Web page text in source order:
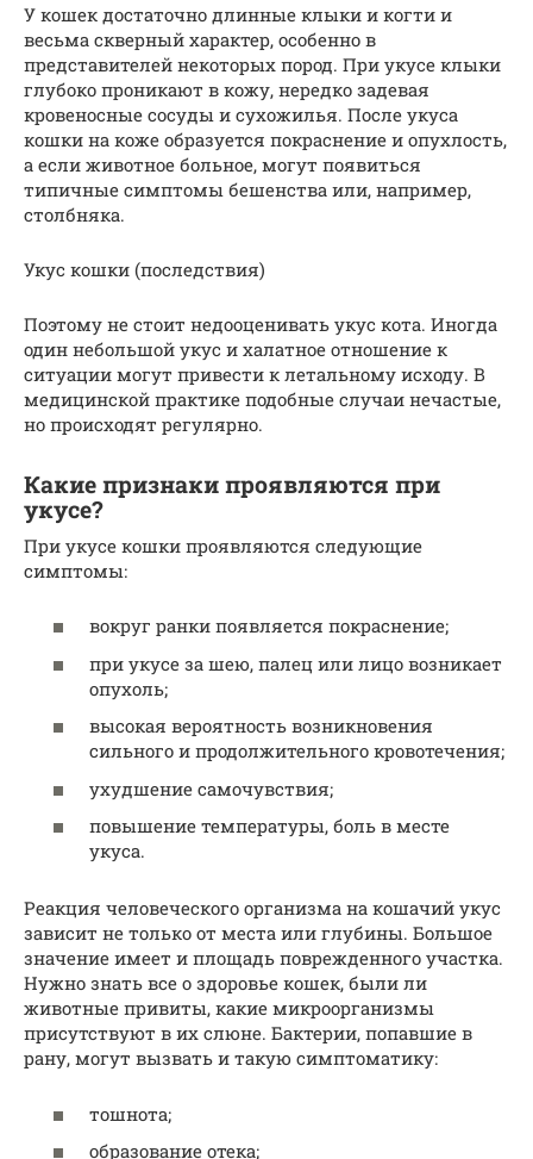
У кошек достаточно длинные клыки и когти и
весьма скверный характер, особенно в
представителей некоторых пород. При укусе клыки
глубоко проникают в кожу, нередко задевая
кровеносные сосуды и сухожилья. После укуса
кошки на коже образуется покраснение и опухлость,
а если животное больное, могут появиться
типичные симптомы бешенства или, например,
столбняка.
Укус кошки (последствия)
Поэтому не стоит недооценивать укус кота. Иногда
один небольшой укус и халатное отношение к
ситуации могут привести к летальному исходу. В
медицинской практике подобные случаи нечастые,
но происходят регулярно.
Какие признаки проявляются при
укусе?
При укусе кошки проявляются следующие
симптомы:
вокруг ранки появляется покраснение;
при укусе за шею, палец или лицо возникает
опухоль;
высокая вероятность возникновения
сильного и продолжительного кровотечения;
ухудшение самочувствия;
повышение температуры, боль в месте
укуса.
Реакция человеческого организма на кошачий укус
зависит не только от места или глубины. Большое
значение имеет и площадь поврежденного участка.
Нужно знать все о здоровье кошек, были ли
животные привиты, какие микроорганизмы
присутствуют в их слюне. Бактерии, попавшие в
рану, могут вызвать и такую симптоматику:
тошнота;
образование отека;